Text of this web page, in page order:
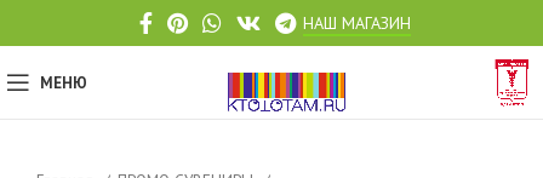
НАШ МАГАЗИН
МЕНЮ